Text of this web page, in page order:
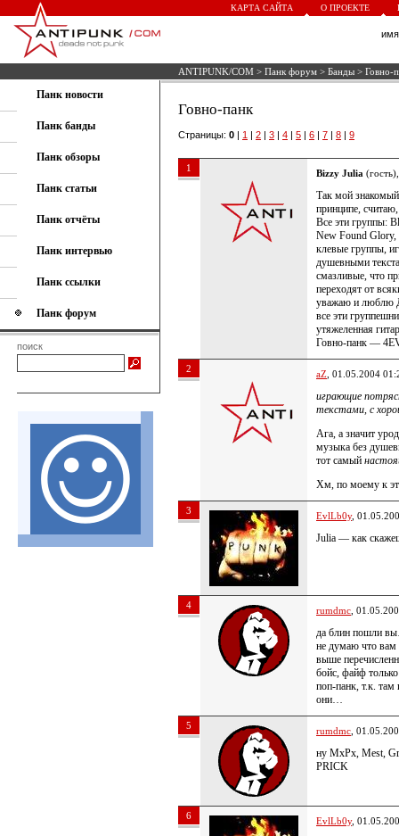
КАРТА САЙТА О ПРОЕКТЕ
ANTIPUNK/COM > Панк форум > Банды > Говно-
Панк новости
Панк банды
Панк обзоры
Панк статьи
Панк отчёты
Панк интервью
Панк ссылки
Панк форум
поиск
Говно-панк
Страницы: 0 | 1 | 2 | 3 | 4 | 5 | 6 | 7 | 8 | 9
1 Bizzy Julia
Так мой
принципе,
Все эти группы:
New Found
клевые группы,
душевными
смазливые, что
переходят от
уважаю и люблю
все эти
утяжеленная
Говно-панк —
2 aZ , 01.05.2004
играющие
текстами, с
Ага, а значит
музыка без
тот самый
Хм, по моему к
3 EvlLb0y,
Julia — как
4 rumdmc ,
да блин пошли
не думаю что вам
выше
бойс, файф
поп-панк, т.к.
они…
5 rumdmc ,
ну MxPx, Mest,
PRICK
6 EvlLb0y,